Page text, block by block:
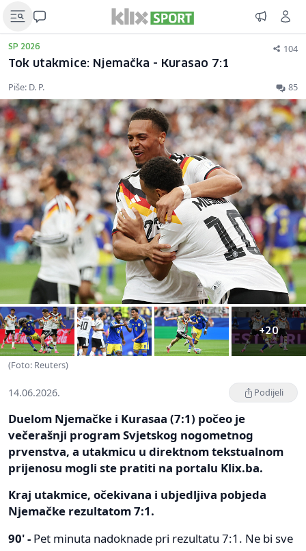
SP 2026 104
Tok utakmice: Njemačka - Kurasao 7:1
Piše: D. P. 85
+20
(Foto: Reuters)
14.06.2026. Podijeli
Duelom Njemačke i Kurasaa (7:1) počeo je
večerašnji program Svjetskog nogometnog
prvenstva, a utakmicu u direktnom tekstualnom
prijenosu mogli ste pratiti na portalu Klix.ba.
Kraj utakmice, očekivana i ubjedljiva pobjeda
Njemačke rezultatom 7:1.
90' - Pet minuta nadoknade pri rezultatu 7:1. Ne bi sve